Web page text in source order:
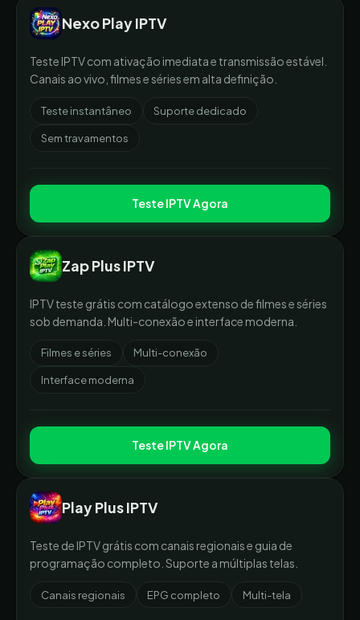
Nexo Play IPTV
Teste IPTV com ativação imediata e transmissão estável.
Canais ao vivo, filmes e séries em alta definição.
Teste instantâneo Suporte dedicado
Sem travamentos
Teste IPTV Agora
Zap Plus IPTV
IPTV teste grátis com catálogo extenso de filmes e séries
sob demanda. Multi-conexão e interface moderna.
Filmes e séries Multi-conexão
Interface moderna
Teste IPTV Agora
Play Plus IPTV
Teste de IPTV grátis com canais regionais e guia de
programação completo. Suporte a múltiplas telas.
Canais regionais EPG completo Multi-tela